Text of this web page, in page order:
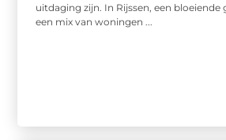
uitdaging zijn. In Rijssen, een
een mix van woningen ...